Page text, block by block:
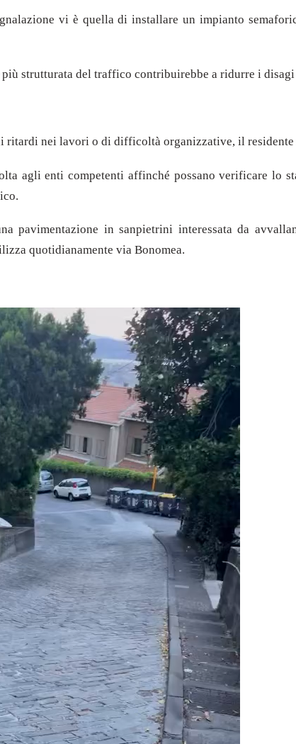
vi è quella di installare un impianto
strutturata del traffico contribuirebbe a ridurre i
ritardi nei lavori o di difficoltà organizzative, il
agli enti competenti affinché possano verificare lo
pavimentazione in sanpietrini interessata da
quotidianamente via Bonomea.